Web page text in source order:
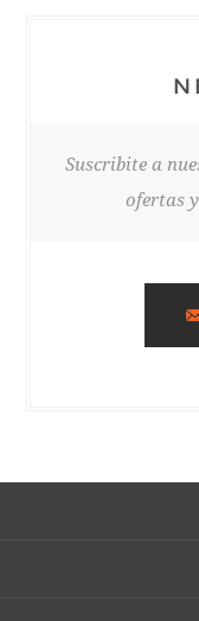
Suscribite a
ofertas